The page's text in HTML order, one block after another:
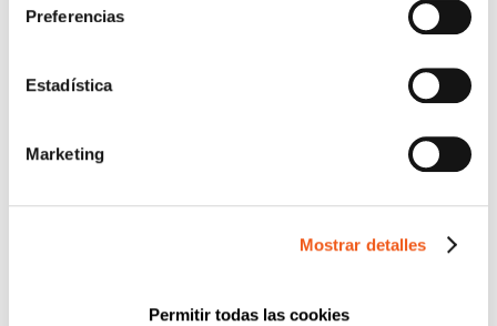
Preferencias
Estadística
Marketing
Mostrar detalles
Permitir todas las cookies